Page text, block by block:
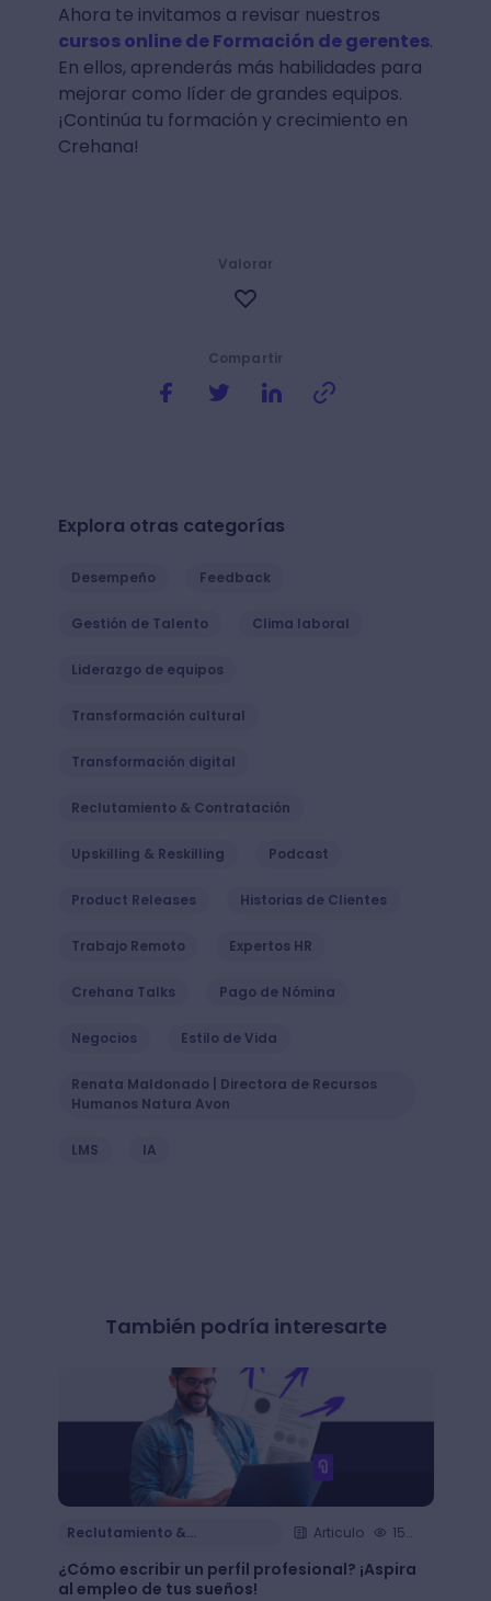
Ahora te invitamos a revisar nuestros
cursos online de Formación de gerentes.
En ellos, aprenderás más habilidades para
mejorar como líder de grandes equipos.
¡Continúa tu formación y crecimiento en
Crehana!
Compartir
Valorar
Explora otras categorías
Desempeño Feedback
Gestión de Talento Clima laboral
Liderazgo de equipos
Transformación cultural
Transformación digital
Reclutamiento & Contratación
Upskilling & Reskilling Podcast
Product Releases Historias de Clientes
Trabajo Remoto Expertos HR
Crehana Talks Pago de Nómina
Negocios Estilo de Vida
Renata Maldonado | Directora de Recursos
Humanos Natura Avon
LMS IA
También podría interesarte
Reclutamiento &
Articulo
15
¿Cómo escribir un perfil profesional? ¡Aspira
al empleo de tus sueños!